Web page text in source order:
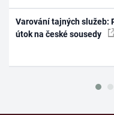
Varování tajných služeb:
útok na české sousedy